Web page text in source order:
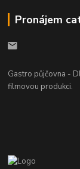
Pronájem
Gastro půjčovna -
filmovou produkci.